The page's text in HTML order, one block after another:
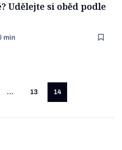
Udělejte si oběd podle
min
… 13 14